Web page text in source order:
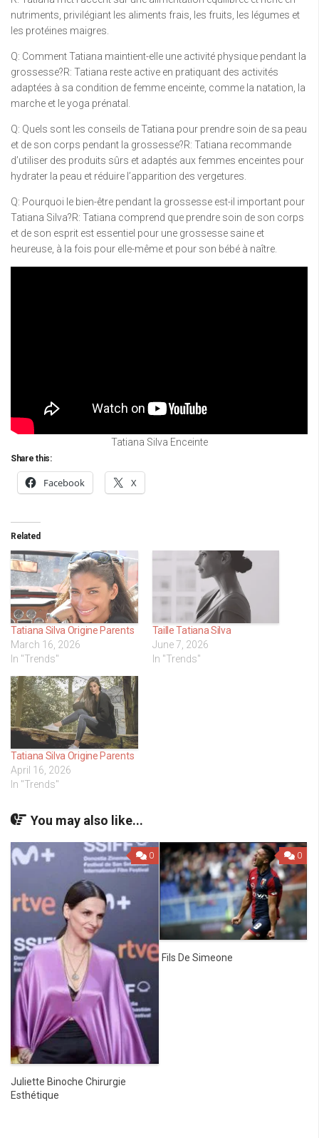
nutriments, privilégiant les aliments frais, les fruits, les légumes et
les protéines maigres.
Q: Comment Tatiana maintient-elle une activité physique pendant la
grossesse?R: Tatiana reste active en pratiquant des activités
adaptées à sa condition de femme enceinte, comme la natation, la
marche et le yoga prénatal.
Q: Quels sont les conseils de Tatiana pour prendre soin de sa peau
et de son corps pendant la grossesse?R: Tatiana recommande
d’utiliser des produits sûrs et adaptés aux femmes enceintes pour
hydrater la peau et réduire l’apparition des vergetures.
Q: Pourquoi le bien-être pendant la grossesse est-il important pour
Tatiana Silva?R: Tatiana comprend que prendre soin de son corps
et de son esprit est essentiel pour une grossesse saine et
heureuse, à la fois pour elle-même et pour son bébé à naître.
Tatiana Silva Enceinte
Share this:
Facebook X
Related
Tatiana Silva Origine Parents
March 16, 2026
In "Trends"
Taille Tatiana Silva
June 7, 2026
In "Trends"
Tatiana Silva Origine Parents
April 16, 2026
In "Trends"
You may also like...
0
Juliette Binoche Chirurgie
Esthétique
0
Fils De Simeone